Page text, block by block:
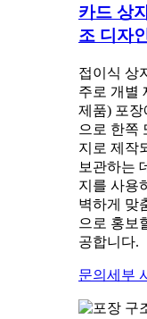
카드 상
조 디자
접이식 상
주로 개별
제품) 포장
으로 한쪽
지로 제작
보관하는
지를 사용
벽하게 맞
으로 홍보
공합니다.
문의 세부